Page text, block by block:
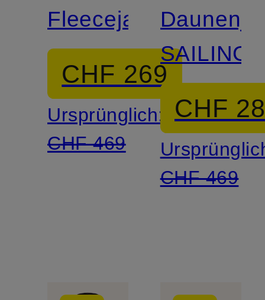
Fleecejacke
CHF 269
Ursprünglich:
CHF 469
SAILING
CHF
CHF 469